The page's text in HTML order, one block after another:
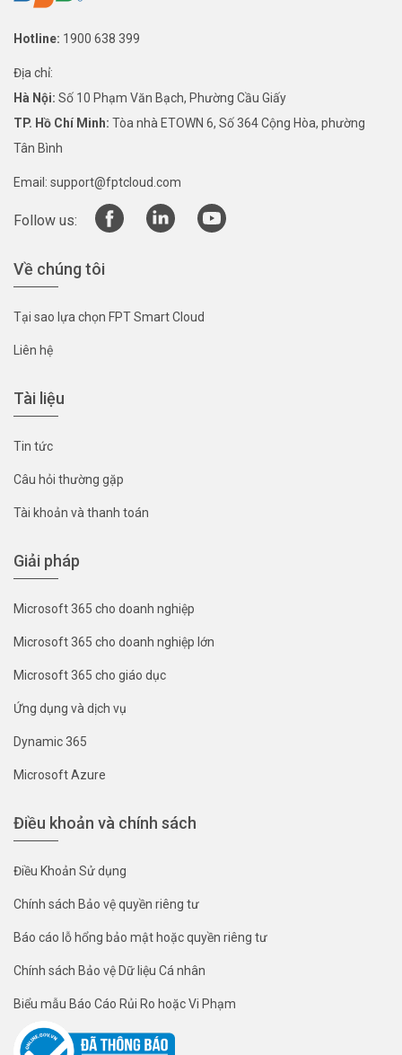
Hotline: 1900 638 399
Địa chỉ:
Hà Nội: Số 10 Phạm Văn Bạch, Phường Cầu Giấy
TP. Hồ Chí Minh: Tòa nhà ETOWN 6, Số 364 Cộng Hòa, phường
Tân Bình
Email: support@fptcloud.com
Follow us:
Về chúng tôi
Tại sao lựa chọn FPT Smart Cloud
Liên hệ
Tài liệu
Tin tức
Câu hỏi thường gặp
Tài khoản và thanh toán
Giải pháp
Microsoft 365 cho doanh nghiệp
Microsoft 365 cho doanh nghiệp lớn
Microsoft 365 cho giáo dục
Ứng dụng và dịch vụ
Dynamic 365
Microsoft Azure
Điều khoản và chính sách
Điều Khoản Sử dụng
Chính sách Bảo vệ quyền riêng tư
Báo cáo lỗ hổng bảo mật hoặc quyền riêng tư
Chính sách Bảo vệ Dữ liệu Cá nhân
Biểu mẫu Báo Cáo Rủi Ro hoặc Vi Phạm